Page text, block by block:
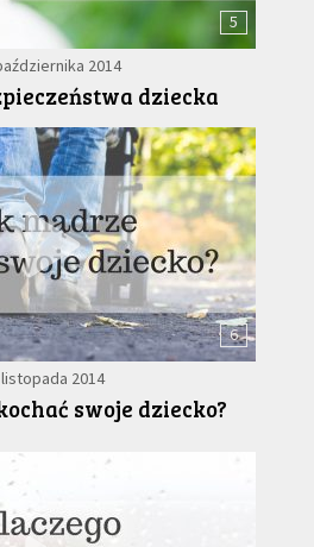
5
2014
dziecka
6
2014
swoje dziecko?